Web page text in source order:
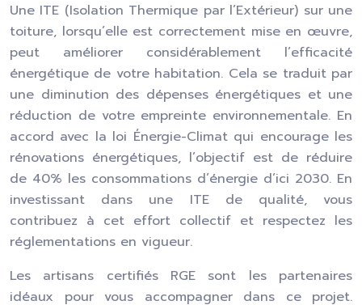
Une ITE (Isolation Thermique par l’Extérieur) sur une
toiture, lorsqu’elle est correctement mise en œuvre,
peut améliorer considérablement l’efficacité
énergétique de votre habitation. Cela se traduit par
une diminution des dépenses énergétiques et une
réduction de votre empreinte environnementale. En
accord avec la loi Énergie-Climat qui encourage les
rénovations énergétiques, l’objectif est de réduire
de 40% les consommations d’énergie d’ici 2030. En
investissant dans une ITE de qualité, vous
contribuez à cet effort collectif et respectez les
réglementations en vigueur.
Les artisans certifiés RGE sont les partenaires
idéaux pour vous accompagner dans ce projet.